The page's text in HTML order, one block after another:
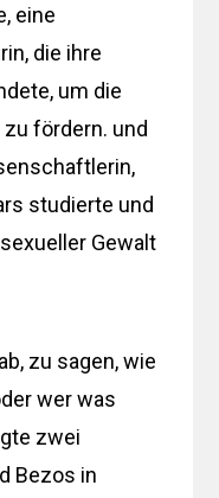
eine
die ihre
um die
fördern. und
studierte und
Gewalt
zu sagen, wie
wer was
zwei
Bezos in